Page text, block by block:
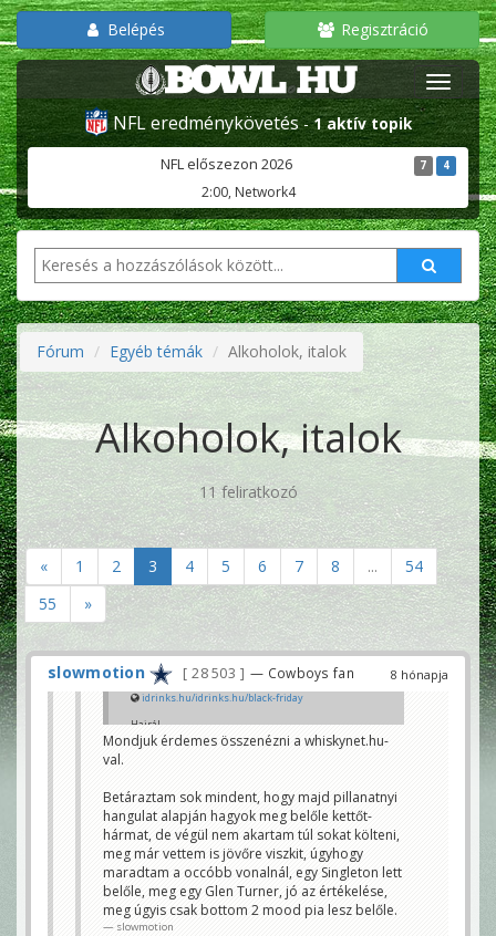
Belépés Regisztráció
NFL eredménykövetés -1 aktív topik
NFL előszezon 2026 7 4
2:00, Network4
Fórum Egyéb témák Alkoholok, italok
Alkoholok, italok
11 feliratkozó
« 1 2 3 4 5 6 7 8 ...
54
55
»
8 hónapja
slowmotion 28 503 — Cowboys fan
idrinks.hu/idrinks.hu/black-friday
Hajrá!
Közelednek az ünnepek, nálam landolt egy Ledaig
Mondjuk érdemes összenézni a whiskynet.hu-
val.
Betáraztam sok mindent, hogy majd pillanatnyi
hangulat alapján hagyok meg belőle kettőt-
hármat, de végül nem akartam túl sokat költeni,
meg már vettem is jövőre viszkit, úgyhogy
maradtam a occóbb vonalnál, egy Singleton lett
belőle, meg egy Glen Turner, jó az értékelése,
meg úgyis csak bottom 2 mood pia lesz belőle.
slowmotion